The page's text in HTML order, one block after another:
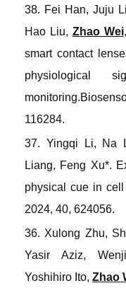
38. Fei Han, Juju
Hao Liu, Zhao Wei
smart contact
physiological
monitoring.
116284.
37. Yingqi Li, Na
Liang, Feng Xu*.
physical cue in cell
2024, 40, 624056.
36. Xulong Zhu,
Yasir Aziz,
Yoshihiro Ito, Zhao